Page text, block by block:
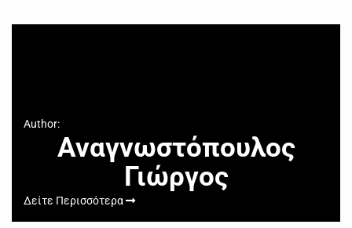
Author:
Αναγνωστόπουλος
Γιώργος
Δείτε Περισσότερα